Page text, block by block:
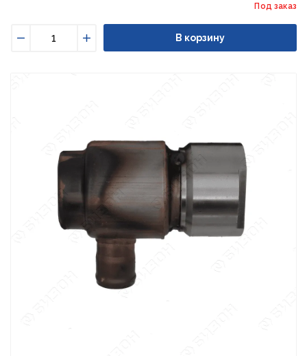
Под заказ
Увеличить
В корзину